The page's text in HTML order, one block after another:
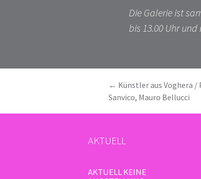
Die Galerie ist
bis 13.00 Uhr
BEITRAGSNAVIGATION
← Künstler aus Voghera
Sanvico, Mauro Bellucci
AKTUELL
AKTUELL KEINE